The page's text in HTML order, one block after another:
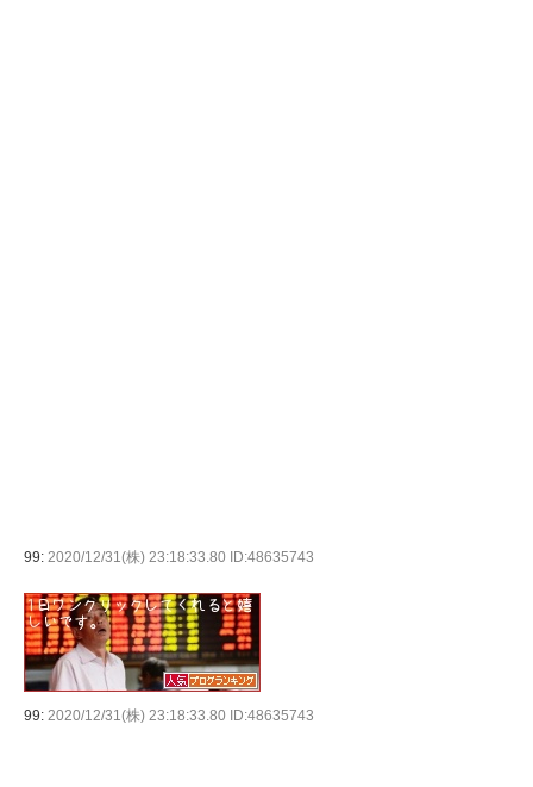
99: 2020/12/31(株) 23:18:33.80 ID:48635743
99: 2020/12/31(株) 23:18:33.80 ID:48635743